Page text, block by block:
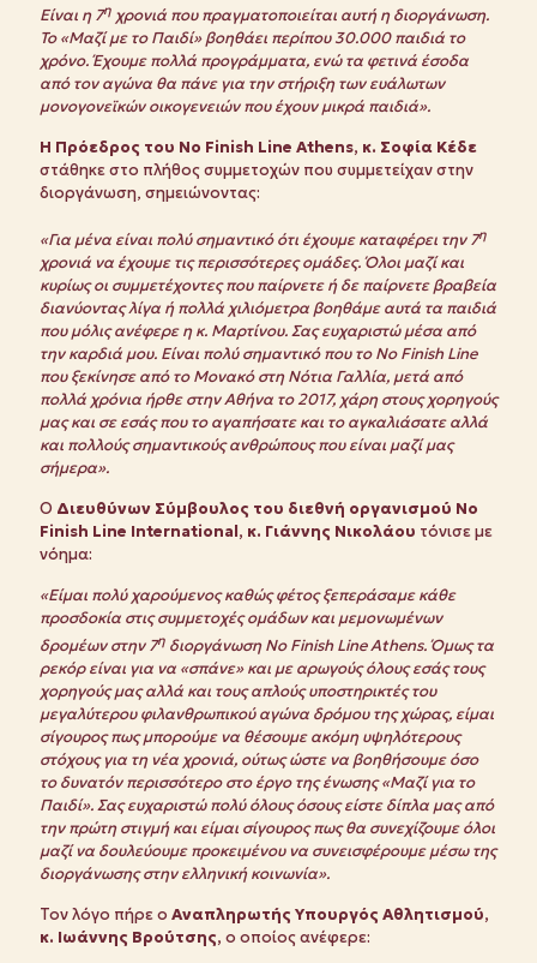
Είναι η 7η χρονιά που πραγματοποιείται αυτή η διοργάνωση.
Το «Μαζί με το Παιδί» βοηθάει περίπου 30.000 παιδιά το
χρόνο. Έχουμε πολλά προγράμματα, ενώ τα φετινά έσοδα
από τον αγώνα θα πάνε για την στήριξη των ευάλωτων
μονογονεϊκών οικογενειών που έχουν μικρά παιδιά».
Η Πρόεδρος του No Finish Line Athens, κ. Σοφία Κέδε
στάθηκε στο πλήθος συμμετοχών που συμμετείχαν στην
διοργάνωση, σημειώνοντας:
«Για μένα είναι πολύ σημαντικό ότι έχουμε καταφέρει την 7η
χρονιά να έχουμε τις περισσότερες ομάδες. Όλοι μαζί και
κυρίως οι συμμετέχοντες που παίρνετε ή δε παίρνετε βραβεία
διανύοντας λίγα ή πολλά χιλιόμετρα βοηθάμε αυτά τα παιδιά
που μόλις ανέφερε η κ. Μαρτίνου. Σας ευχαριστώ μέσα από
την καρδιά μου. Είναι πολύ σημαντικό που τοNo Finish Line
που ξεκίνησε από το Μονακό στη Νότια Γαλλία, μετά από
πολλά χρόνια ήρθε στην Αθήνα το 2017, χάρη στους χορηγούς
μας και σε εσάς που το αγαπήσατε και το αγκαλιάσατε αλλά
και πολλούς σημαντικούς ανθρώπους που είναι μαζί μας
σήμερα».
Ο Διευθύνων Σύμβουλος του διεθνή οργανισμού No
Finish Line International, κ. Γιάννης Νικολάου τόνισε με
νόημα:
«Είμαι πολύ χαρούμενος καθώς φέτος ξεπεράσαμε κάθε
προσδοκία στις συμμετοχές ομάδων και μεμονωμένων
δρομέων στην 7η διοργάνωσηNo Finish LineAthens. Όμως τα
ρεκόρ είναι για να «σπάνε» και με αρωγούς όλους εσάς τους
χορηγούς μας αλλά και τους απλούς υποστηρικτές του
μεγαλύτερου φιλανθρωπικού αγώνα δρόμου της χώρας, είμαι
σίγουρος πως μπορούμε να θέσουμε ακόμη υψηλότερους
στόχους για τη νέα χρονιά, ούτως ώστε να βοηθήσουμε όσο
το δυνατόν περισσότερο στο έργο της ένωσης «Μαζί για το
Παιδί». Σας ευχαριστώ πολύ όλους όσους είστε δίπλα μας από
την πρώτη στιγμή και είμαι σίγουρος πως θα συνεχίζουμε όλοι
μαζί να δουλεύουμε προκειμένου να συνεισφέρουμε μέσω της
διοργάνωσης στην ελληνική κοινωνία».
Τον λόγο πήρε ο Αναπληρωτής Υπουργός Αθλητισμού,
κ. Ιωάννης Βρούτσης, ο οποίος ανέφερε: